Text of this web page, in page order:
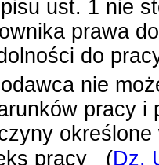
ust. 1 nie
prawa
do
nie
pracy i
określone
pracy
(Dz.